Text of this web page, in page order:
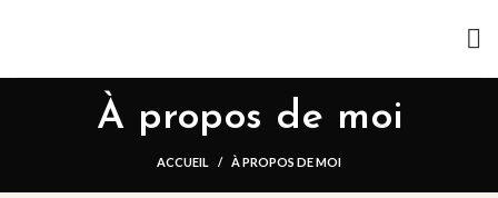
À propos de moi
ACCUEIL À PROPOS DE MOI